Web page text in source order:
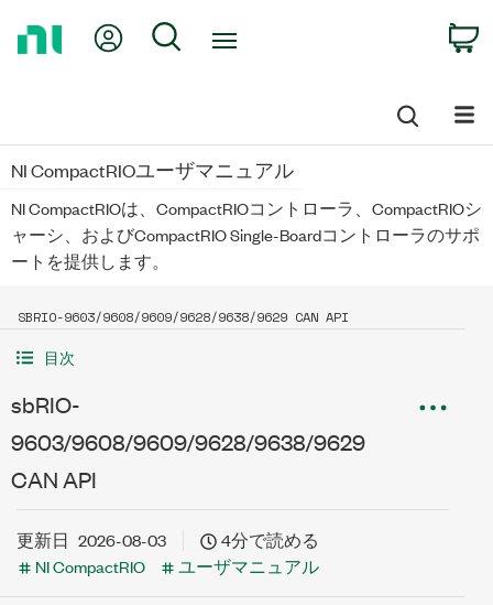
My Account
Search
NI CompactRIOユーザマニュアル
NI CompactRIOは、CompactRIOコントローラ、CompactRIOシ
ャーシ、およびCompactRIO Single-Boardコントローラのサポ
ートを提供します。
SBRIO-9603/9608/9609/9628/9638/9629 CAN API
目次
sbRIO-
9603/9608/9609/9628/9638/9629
CAN API
更新日 2026-08-03
4分で読める
NI CompactRIO
ユーザマニュアル